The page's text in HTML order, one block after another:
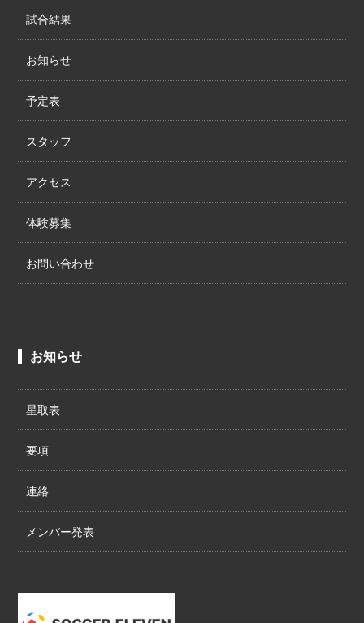
試合結果
お知らせ
予定表
スタッフ
アクセス
体験募集
お問い合わせ
お知らせ
星取表
要項
連絡
メンバー発表